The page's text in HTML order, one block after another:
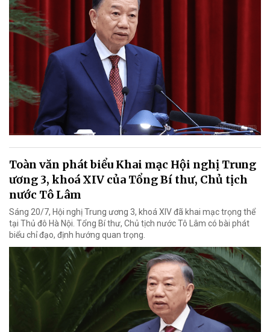
Toàn văn phát biểu Khai mạc Hội nghị Trung
ương 3, khoá XIV của Tổng Bí thư, Chủ tịch
nước Tô Lâm
Sáng 20/7, Hội nghị Trung ương 3, khoá XIV đã khai mạc trọng thể
tại Thủ đô Hà Nội. Tổng Bí thư, Chủ tịch nước Tô Lâm có bài phát
biểu chỉ đạo, định hướng quan trọng.